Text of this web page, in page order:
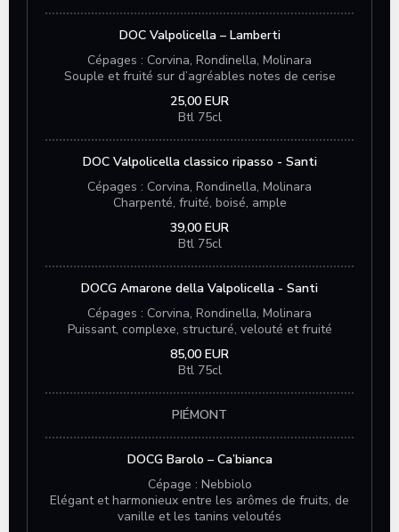
DOC Valpolicella – Lamberti
Cépages : Corvina, Rondinella, Molinara
Souple et fruité sur d’agréables notes de cerise
25,00 EUR
Btl 75cl
DOC Valpolicella classico ripasso - Santi
Cépages : Corvina, Rondinella, Molinara
Charpenté, fruité, boisé, ample
39,00 EUR
Btl 75cl
DOCG Amarone della Valpolicella - Santi
Cépages : Corvina, Rondinella, Molinara
Puissant, complexe, structuré, velouté et fruité
85,00 EUR
Btl 75cl
PIÉMONT
DOCG Barolo – Ca’bianca
Cépage : Nebbiolo
Elégant et harmonieux entre les arômes de fruits, de
vanille et les tanins veloutés